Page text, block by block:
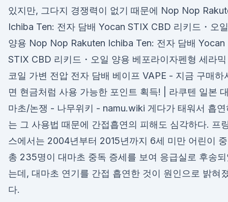
있지만, 그다지 경쟁력이 없기 때문에 Nop Nop
Ichiba Ten: 전자 담배 Yocan STIX CBD 리키드・오일
양용 Nop Nop Rakuten Ichiba Ten: 전자 담배 Yocan
STIX CBD 리키드・오일 양용 베포라이자펜형 세라믹
코일 가변 전압 전자 담배 베이프 VAPE - 지금 구매하
면 현금처럼 사용 가능한 포인트 획득! | 라쿠텐 일본 대
마초/논쟁 - 나무위키 - namu.wiki 게다가 태워서 흡연
는 그 사용법 때문에 간접흡연의 피해도 심각하다. 프
스에서는 2004년부터 2015년까지 6세 미만 어린이 중
총 235명이 대마초 중독 증세를 보여 응급실로 후송되
는데, 대마초 연기를 간접 흡연한 것이 원인으로 밝혀
다.